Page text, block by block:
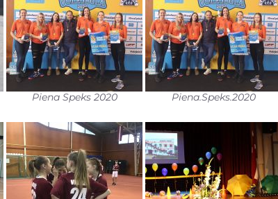
Piena Speks 2020 Piena.Speks.2020